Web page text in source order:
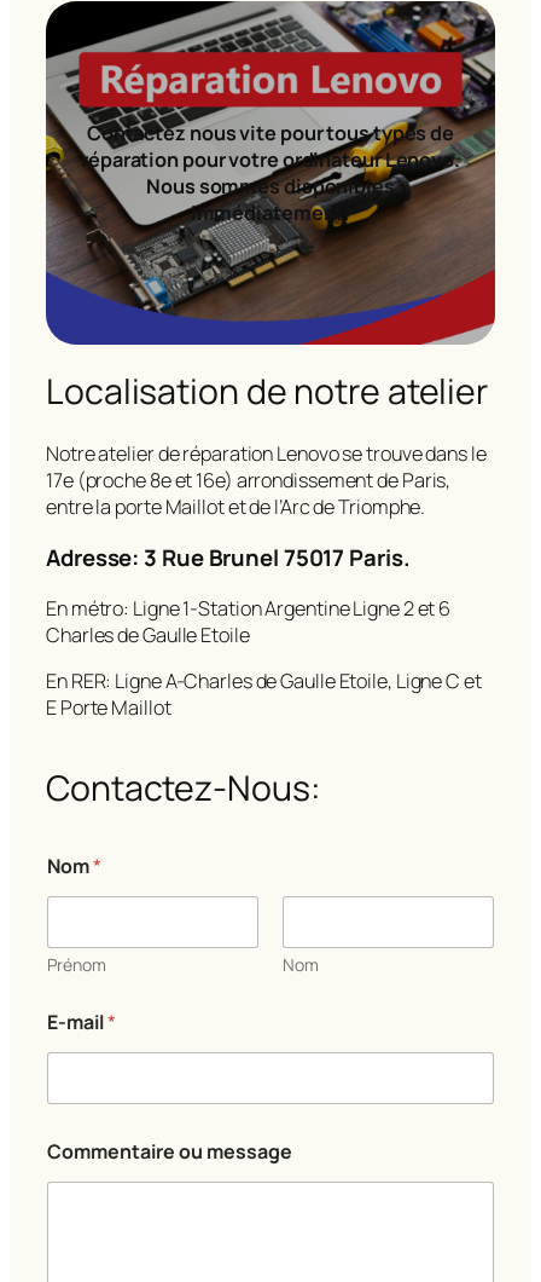
Contactez nous vite pour tous types de
réparation pour votre ordinateur Lenovo.
Nous sommes disponibles
immédiatement!
Localisation de notre atelier
Notre atelier de réparation Lenovo se trouve dans le
17e (proche 8e et 16e) arrondissement de Paris,
entre la porte Maillot et de l’Arc de Triomphe.
Adresse: 3 Rue Brunel 75017 Paris.
En métro: Ligne 1-Station Argentine Ligne 2 et 6
Charles de Gaulle Etoile
En RER: Ligne A-Charles de Gaulle Etoile, Ligne C et
E Porte Maillot
Contactez-Nous:
Nom*
Prénom Nom
u
N
m
o
m
E-mail*
Commentaire ou message